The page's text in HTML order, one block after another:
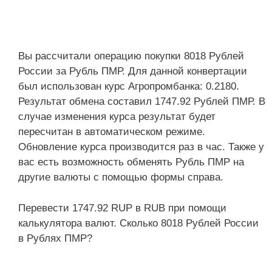
Вы рассчитали операцию покупки 8018 Рублей
России за Рубль ПМР. Для данной конвертации
был использован курс Агропромбанка: 0.2180.
Результат обмена составил 1747.92 Рублей ПМР. В
случае изменения курса результат будет
пересчитан в автоматическом режиме.
Обновление курса производится раз в час. Также у
вас есть возможность обменять Рубль ПМР на
другие валюты с помощью формы справа.
Перевести 1747.92 RUP в RUB при помощи
калькулятора валют. Сколько 8018 Рублей России
в Рублях ПМР?